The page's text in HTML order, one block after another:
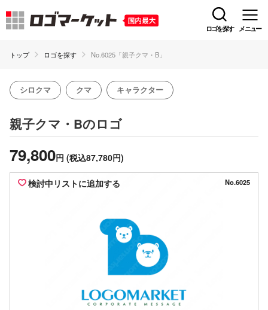
ロゴを探す メニュー
トップ ロゴを探す No.6025「親子クマ・B」
シロクマ クマ キャラクター
親子クマ・Bのロゴ
79,800円 (税込87,780円)
検討中リストに追加する No.6025